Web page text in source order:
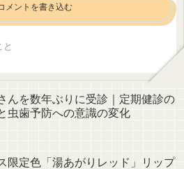
メントを書き込む
と
んを数年ぶりに受診｜定期健診の
虫歯予防への意識の変化
限定色「湯あがりレッド」リップ